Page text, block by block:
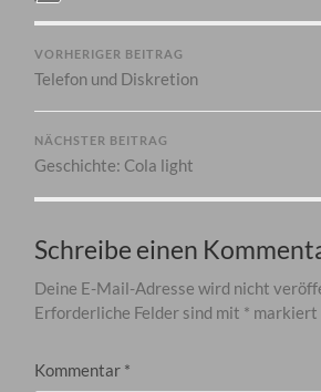
VORHERIGER BEITRAG
Telefon und Diskretion
NÄCHSTER BEITRAG
Geschichte: Cola light
Schreibe einen
Deine E-Mail-Adresse wird nicht
Erforderliche Felder sind mit * markiert
Kommentar *